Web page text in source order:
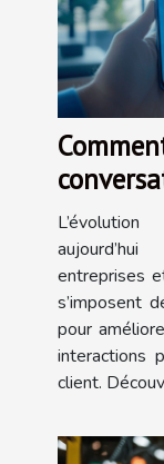
client ?
entreprises
s’imposent
pour
interactions
client.